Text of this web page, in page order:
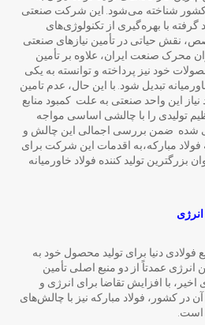
کشور شناخته می‌شود. این شرکت صنعتی
گرفته با بهره‌گیری از تکنولوژی‌های
نقش حیاتی در تأمین نیازهای صنعتی
محرک صنعت ایران، علاوه بر تأمین
خود نیز پرداخته و توانسته به یکی
تبدیل شود. با این حال، عدم تامین
نیاز این واحد صنعتی به علت کمبود منابع
تولیدی را با چالشی اساسی مواجه
شده ضمن بررسی اجمالی این چالش و
فولاد مبارکه،به اقدمات این شرکت برای
بزرگترین تولید کننده فولاد خاورمیانه
فولادی دنیا برای تولید محصول خود به
انرژی عمدتاً از دو منبع اصلی تأمین
با افزایش تقاضا برای انرژی و
در کشور، فولاد مبارکه نیز با چالش‌های
است.